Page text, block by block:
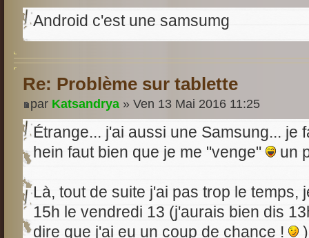
Android c'est une samsumg
Re: Problème sur tablette
par Katsandrya » Ven 13 Mai 2016 11:25
Étrange... j'ai aussi une Samsung... je
hein faut bien que je me "venge"
un
Là, tout de suite j'ai pas trop le temps,
15h le vendredi 13 (j'aurais bien dis
dire que j'ai eu un coup de chance !
)